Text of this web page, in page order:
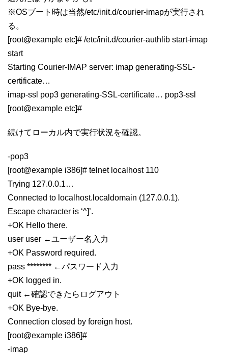
※OSブート時は当然/etc/init.d/courier-imapが実行され
る。
[root@example etc]# /etc/init.d/courier-authlib start-imap
start
Starting Courier-IMAP server: imap generating-SSL-
certificate…
imap-ssl pop3 generating-SSL-certificate… pop3-ssl
[root@example etc]#
続けてローカル内で実行状況を確認。
-pop3
[root@example i386]# telnet localhost 110
Trying 127.0.0.1…
Connected to localhost.localdomain (127.0.0.1).
Escape character is ‘^]’.
+OK Hello there.
user user ←ユーザー名入力
+OK Password required.
pass ******** ←パスワード入力
+OK logged in.
quit ←確認できたらログアウト
+OK Bye-bye.
Connection closed by foreign host.
[root@example i386]#
-imap